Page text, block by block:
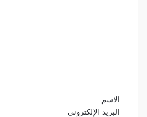
الاسم
البريد الإلكتروني